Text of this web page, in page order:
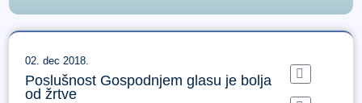
02. dec 2018.
Poslušnost Gospodnjem glasu je bolja
od žrtve